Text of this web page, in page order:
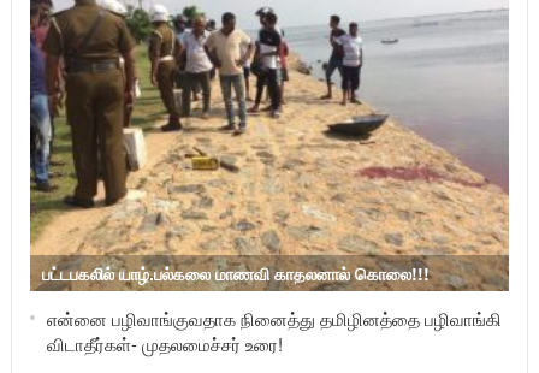
பட்டபகலில் யாழ்.பல்கலை மாணவி காதலனால் கொலை!!!
என்னை பழிவாங்குவதாக நினைத்து தமிழினத்தை பழிவாங்கி
விடாதீர்கள்- முதலமைச்சர் உரை!